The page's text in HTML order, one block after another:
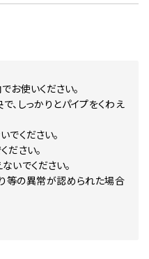
お使いください。
、しっかりとパイプをくわえ
でください。
ださい。
いでください。
等の異常が認められた場合